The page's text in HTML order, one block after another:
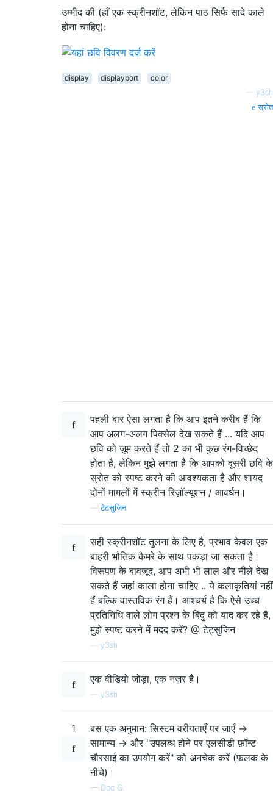
उम्मीद की (हाँ एक स्क्रीनशॉट, लेकिन पाठ सिर्फ सादे काले
होना चाहिए):
display displayport
color
y3sh
स्रोत
पहली बार ऐसा लगता है कि आप इतने करीब हैं कि
आप अलग-अलग पिक्सेल देख सकते हैं ... यदि आप
छवि को ज़ूम करते हैं तो 2 का भी कुछ रंग-विच्छेद
होता है, लेकिन मुझे लगता है कि आपको दूसरी छवि के
स्रोत को स्पष्ट करने की आवश्यकता है और शायद
दोनों मामलों में स्क्रीन रिज़ॉल्यूशन / आवर्धन।
—टेटसुजिन
सही स्क्रीनशॉट तुलना के लिए है, प्रभाव केवल एक
बाहरी भौतिक कैमरे के साथ पकड़ा जा सकता है।
विरूपण के बावजूद, आप अभी भी लाल और नीले देख
सकते हैं जहां काला होना चाहिए .. ये कलाकृतियां नहीं
हैं बल्कि वास्तविक रंग हैं। आश्चर्य है कि ऐसे उच्च
प्रतिनिधि वाले लोग प्रश्न के बिंदु को याद कर रहे हैं,
मुझे स्पष्ट करने में मदद करें? @ टेट्सुजिन
y3sh
एक वीडियो जोड़ा, एक नज़र है।
y3sh
1
बस एक अनुमान: सिस्टम वरीयताएँ पर जाएँ ->
सामान्य -> ​​और "उपलब्ध होने पर एलसीडी फ़ॉन्ट
चौरसाई का उपयोग करें" को अनचेक करें (फलक के
नीचे)।
— Doc G.